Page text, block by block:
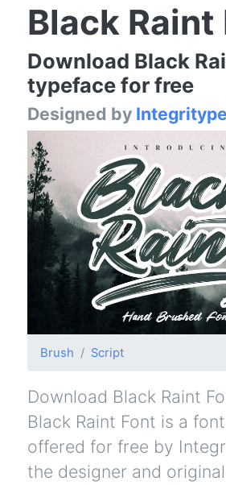
Black Raint
Download Black
typeface for free
Designed by
Brush Script
Download Black Raint
Black Raint Font is a
offered for free by
the designer and